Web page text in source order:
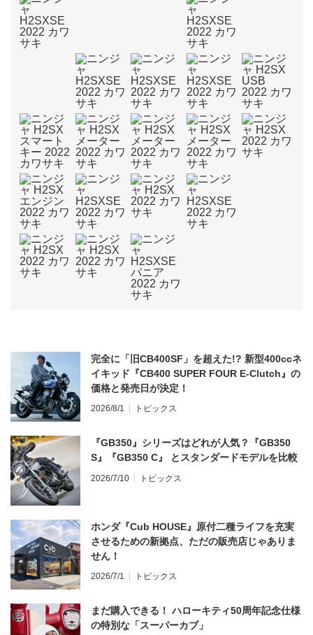
完全に「旧CB400SF」を超えた!? 新型400ccネ
イキッド『CB400 SUPER FOUR E-Clutch』の
価格と発売日が決定！
2026/8/1 トピックス
『GB350』シリーズはどれが人気？『GB350
S』『GB350 C』 とスタンダードモデルを比較
2026/7/10 トピックス
ホンダ『Cub HOUSE』原付二種ライフを充実
させるための新拠点、ただの販売店じゃありま
せん！
2026/7/1 トピックス
まだ購入できる！ ハローキティ50周年記念仕様
の特別な「スーパーカブ」